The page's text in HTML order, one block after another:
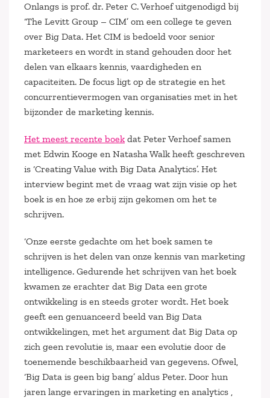
Onlangs is prof. dr. Peter C. Verhoef uitgenodigd bij
‘The Levitt Group – CIM’ om een college te geven
over Big Data. Het CIM is bedoeld voor senior
marketeers en wordt in stand gehouden door het
delen van elkaars kennis, vaardigheden en
capaciteiten. De focus ligt op de strategie en het
concurrentievermogen van organisaties met in het
bijzonder de marketing kennis.
Het meest recente boekdat Peter Verhoef samen
met Edwin Kooge en Natasha Walk heeft geschreven
is ‘Creating Value with Big Data Analytics’. Het
interview begint met de vraag wat zijn visie op het
boek is en hoe ze erbij zijn gekomen om het te
schrijven.
‘Onze eerste gedachte om het boek samen te
schrijven is het delen van onze kennis van marketing
intelligence. Gedurende het schrijven van het boek
kwamen ze erachter dat Big Data een grote
ontwikkeling is en steeds groter wordt. Het boek
geeft een genuanceerd beeld van Big Data
ontwikkelingen, met het argument dat Big Data op
zich geen revolutie is, maar een evolutie door de
toenemende beschikbaarheid van gegevens. Ofwel,
‘Big Data is geen big bang’ aldus Peter. Door hun
jaren lange ervaringen in marketing en analytics ,